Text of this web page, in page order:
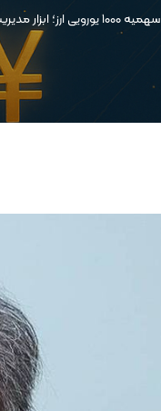
سهمیه ۱۰۰۰ یورویی ارز؛ ابزار مدیریت بازار یا تهدیدی برای ذینفعان بزرگ؟